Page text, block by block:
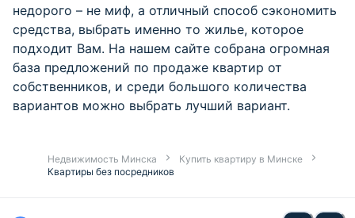
недорого – не миф, а отличный способ сэкономить
средства, выбрать именно то жилье, которое
подходит Вам. На нашем сайте собрана огромная
база предложений по продаже квартир от
собственников, и среди большого количества
вариантов можно выбрать лучший вариант.
Недвижимость Минска
Купить квартиру в Минске
Квартиры без посредников